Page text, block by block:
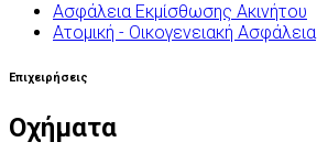
Ασφάλεια Εκμίσθωσης Ακινήτου
Ατομική - Οικογενειακή Ασφάλεια
Επιχειρήσεις
Οχήματα